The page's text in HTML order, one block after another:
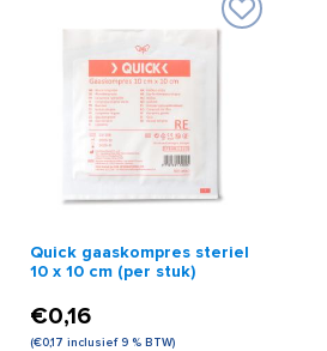
Quick gaaskompres steriel
10 x 10 cm (per stuk)
€0,16
(€0,17 inclusief 9 % BTW)